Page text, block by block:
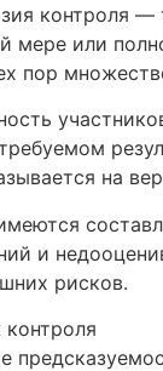
контроля —
мере или
пор
на
и
рисков.